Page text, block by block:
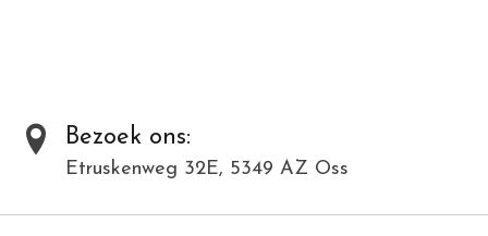
Bezoek ons:
Etruskenweg 32E, 5349 AZ Oss